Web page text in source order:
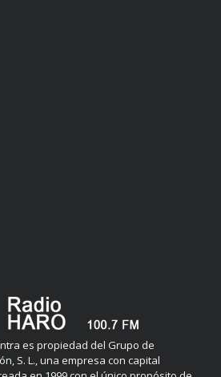
es propiedad del Grupo de
S. L., una empresa con capital